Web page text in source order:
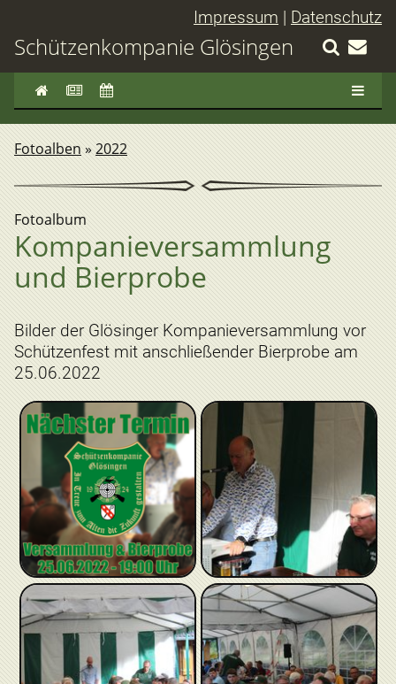
Impressum | Datenschutz
Schützenkompanie Glösingen
Fotoalben » 2022
Fotoalbum
Kompanieversammlung
und Bierprobe
Bilder der Glösinger Kompanieversammlung vor
Schützenfest mit anschließender Bierprobe am
25.06.2022